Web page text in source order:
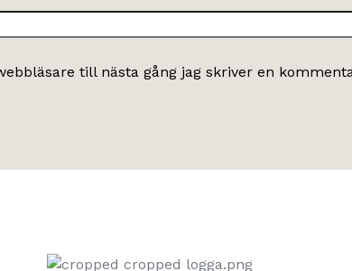
till nästa gång jag skriver en